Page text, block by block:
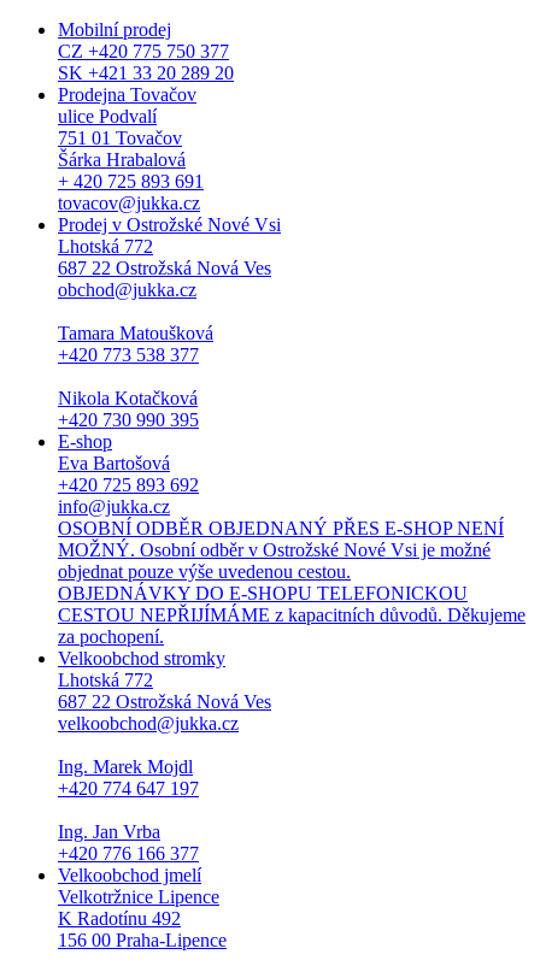
Mobilní prodej
CZ +420 775 750 377
SK +421 33 20 289 20
Prodejna Tovačov
ulice Podvalí
751 01 Tovačov
Šárka Hrabalová
+ 420 725 893 691
tovacov@jukka.cz
Prodej v Ostrožské Nové Vsi
Lhotská 772
687 22 Ostrožská Nová Ves
obchod@jukka.cz
Tamara Matoušková
+420 773 538 377
Nikola Kotačková
+420 730 990 395
E-shop
Eva Bartošová
+420 725 893 692
info@jukka.cz
OSOBNÍ ODBĚR OBJEDNANÝ PŘES E-SHOP NENÍ
MOŽNÝ. Osobní odběr v Ostrožské Nové Vsi je možné
objednat pouze výše uvedenou cestou.
OBJEDNÁVKY DO E-SHOPU TELEFONICKOU
CESTOU NEPŘIJÍMÁME z kapacitních důvodů. Děkujeme
za pochopení.
Velkoobchod stromky
Lhotská 772
687 22 Ostrožská Nová Ves
velkoobchod@jukka.cz
Ing. Marek Mojdl
+420 774 647 197
Ing. Jan Vrba
+420 776 166 377
Velkoobchod jmelí
Velkotržnice Lipence
K Radotínu 492
156 00 Praha-Lipence